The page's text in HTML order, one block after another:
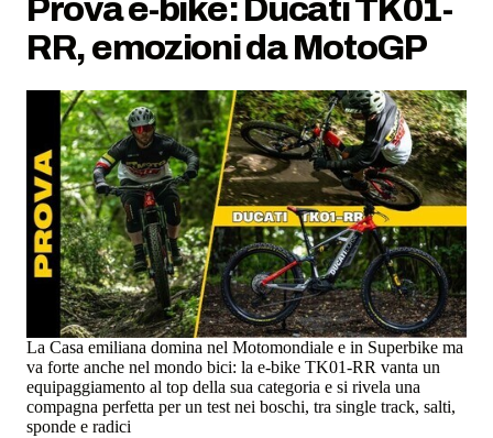
Prova e-bike: Ducati TK01-
RR, emozioni da MotoGP
La Casa emiliana domina nel Motomondiale e in Superbike ma
va forte anche nel mondo bici: la e-bike TK01-RR vanta un
equipaggiamento al top della sua categoria e si rivela una
compagna perfetta per un test nei boschi, tra single track, salti,
sponde e radici